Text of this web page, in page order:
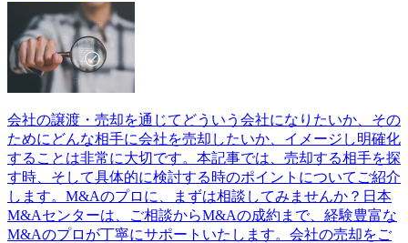
会社の譲渡・売却を通じてどういう会社になりたいか、その
ためにどんな相手に会社を売却したいか、イメージし明確化
することは非常に大切です。本記事では、売却する相手を探
す時、そして具体的に検討する時のポイントについてご紹介
します。M&Aのプロに、まずは相談してみませんか？日本
M&Aセンターは、ご相談からM&Aの成約まで、経験豊富な
M&Aのプロが丁寧にサポートいたします。会社の売却をご